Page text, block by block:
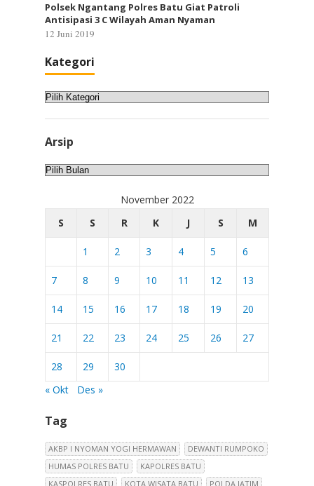
Polsek Ngantang Polres Batu Giat Patroli
Antisipasi 3 C Wilayah Aman Nyaman
12 Juni 2019
Kategori
Kategori
Arsip
Arsip
November 2022
S
S R K J S M
1 2 3 4 5 6
7 8 9 10 11 12 13
14 15 16 17 18 19 20
21 22 23 24 25 26 27
28 29
30
« Okt
Des »
Tag
AKBP I NYOMAN YOGI HERMAWAN
DEWANTI RUMPOKO
HUMAS POLRES BATU
KAPOLRES BATU
KASPOLRES BATU
KOTA WISATA BATU POLDA JATIM